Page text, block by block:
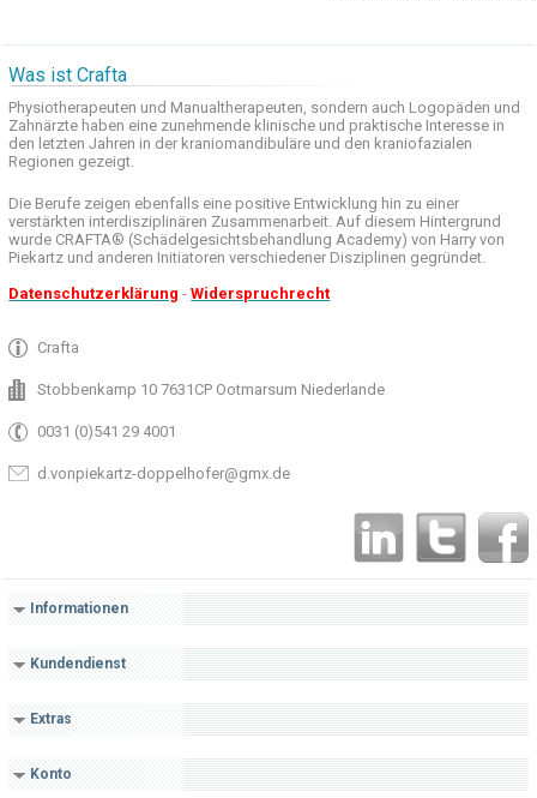
Was ist Crafta
Physiotherapeuten und Manualtherapeuten, sondern auch Logopäden und
Zahnärzte haben eine zunehmende klinische und praktische Interesse in
den letzten Jahren in der kraniomandibuläre und den kraniofazialen
Regionen gezeigt.
Die Berufe zeigen ebenfalls eine positive Entwicklung hin zu einer
verstärkten interdisziplinären Zusammenarbeit. Auf diesem Hintergrund
wurde CRAFTA® (Schädelgesichtsbehandlung Academy) von Harry von
Piekartz und anderen Initiatoren verschiedener Disziplinen gegründet.
Datenschutzerklärung -Widerspruchrecht
Crafta
Stobbenkamp 10 7631CP Ootmarsum Niederlande
0031 (0)541 29 4001
d.vonpiekartz-doppelhofer@gmx.de
Informationen
Kundendienst
Extras
Konto